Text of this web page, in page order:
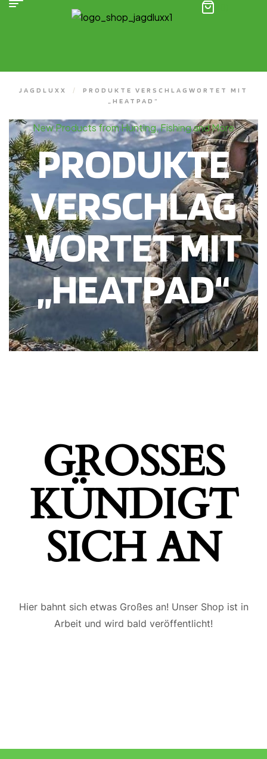
JAGDLUXX /
PRODUKTE VERSCHLAGWORTET MIT
„HEATPAD“
New Products from Hunting, Fishing and More
PRODUKTE
VERSCHLAG
WORTET MIT
„HEATPAD“
GROSSES K
ÜNDIGT S
ICH AN
Hier bahnt sich etwas Großes an! Unser Shop ist in
Arbeit und wird bald veröffentlicht!